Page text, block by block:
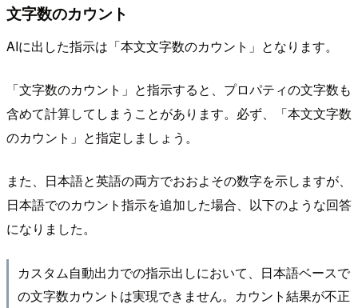
文字数のカウント
AIに出した指示は「本文文字数のカウント」となります。
「文字数のカウント」と指示すると、プロパティの文字数も
含めて計算してしまうことがあります。必ず、「本文文字数
のカウント」と指定しましょう。
また、日本語と英語の両方でおおよその数字を示しますが、
日本語でのカウント指示を追加した場合、以下のような回答
になりました。
カスタム自動出力での指示出しにおいて、日本語ベースで
の文字数カウントは実現できません。カウント結果が不正